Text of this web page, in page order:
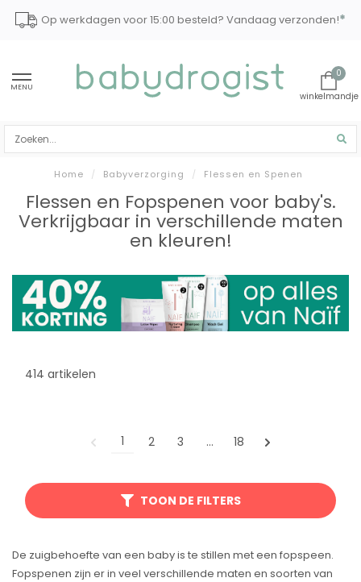
Op werkdagen voor 15:00 besteld? Vandaag verzonden!*
MENU
0
Home / Babyverzorging / Flessen en Spenen
Flessen en Fopspenen voor baby's.
Verkrijgbaar in verschillende maten
en kleuren!
414 artikelen
1 2 3 … 18
TOON DE FILTERS
De zuigbehoefte van een baby is te stillen met een fopspeen.
Fopspenen zijn er in veel verschillende maten en soorten van